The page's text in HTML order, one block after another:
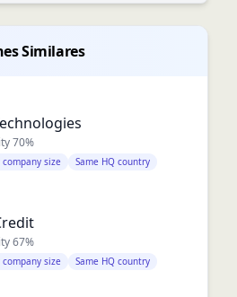
Similares
70%
size Same HQ country
67%
size Same HQ country